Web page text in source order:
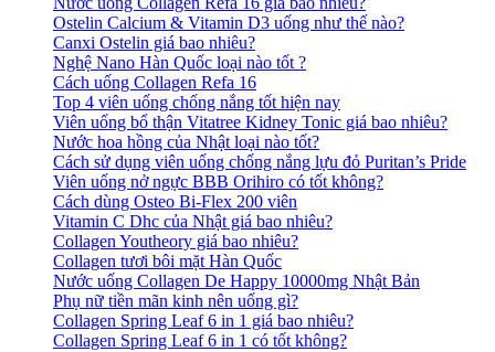
Ostelin Calcium & Vitamin D3 uống như thế nào?
Canxi Ostelin giá bao nhiêu?
Nghệ Nano Hàn Quốc loại nào tốt ?
Cách uống Collagen Refa 16
Top 4 viên uống chống nắng tốt hiện nay
Viên uống bổ thận Vitatree Kidney Tonic giá bao nhiêu?
Nước hoa hồng của Nhật loại nào tốt?
Cách sử dụng viên uống chống nắng lựu đỏ Puritan’s Pride
Viên uống nở ngực BBB Orihiro có tốt không?
Cách dùng Osteo Bi-Flex 200 viên
Vitamin C Dhc của Nhật giá bao nhiêu?
Collagen Youtheory giá bao nhiêu?
Collagen tươi bôi mặt Hàn Quốc
Nước uống Collagen De Happy 10000mg Nhật Bản
Phụ nữ tiền mãn kinh nên uống gì?
Collagen Spring Leaf 6 in 1 giá bao nhiêu?
Collagen Spring Leaf 6 in 1 có tốt không?